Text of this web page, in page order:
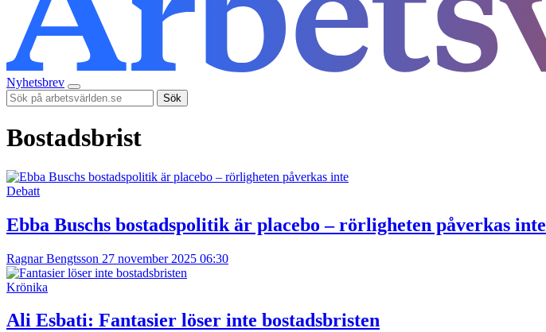
Nyhetsbrev
Sök
Bostadsbrist
Debatt
Ebba Buschs bostadspolitik är placebo – rörligheten påverkas inte
Ragnar Bengtsson 27 november 2025 06:30
Krönika
Ali Esbati: Fantasier löser inte bostadsbristen